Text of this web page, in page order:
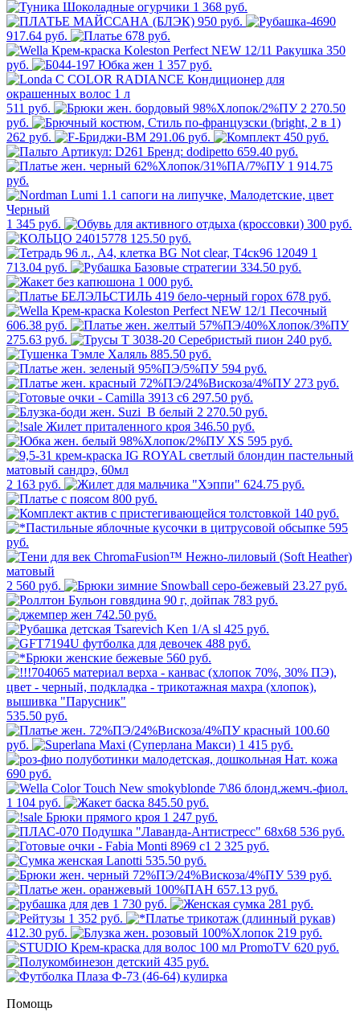
1 368 руб.
950 руб.
917.64 руб.
678 руб.
350
руб.
1 357 руб.
511 руб.
2 270.50
руб.
262 руб.
291.06 руб.
450 руб.
659.40 руб.
1 914.75
руб.
1 345 руб.
300 руб.
125.50 руб.
1
713.04 руб.
334.50 руб.
1 000 руб.
678 руб.
606.38 руб.
275.63 руб.
240 руб.
885.50 руб.
594 руб.
273 руб.
297.50 руб.
2 270.50 руб.
346.50 руб.
595 руб.
2 163 руб.
624.75 руб.
800 руб.
140 руб.
595
руб.
2 560 руб.
23.27 руб.
783 руб.
742.50 руб.
425 руб.
488 руб.
560 руб.
535.50 руб.
100.60
руб.
1 415 руб.
690 руб.
1 104 руб.
845.50 руб.
1 247 руб.
536 руб.
2 325 руб.
535.50 руб.
539 руб.
657.13 руб.
1 730 руб.
281 руб.
1 352 руб.
412.30 руб.
219 руб.
620 руб.
435 руб.
Помощь